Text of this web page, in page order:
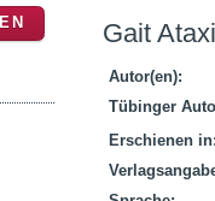
Gait
Autor(en):
Tübinger
Erschienen in: